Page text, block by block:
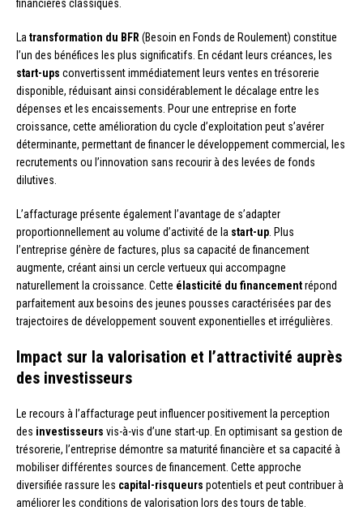
financières classiques.
La transformation du BFR (Besoin en Fonds de Roulement) constitue
l’un des bénéfices les plus significatifs. En cédant leurs créances, les
start-ups convertissent immédiatement leurs ventes en trésorerie
disponible, réduisant ainsi considérablement le décalage entre les
dépenses et les encaissements. Pour une entreprise en forte
croissance, cette amélioration du cycle d’exploitation peut s’avérer
déterminante, permettant de financer le développement commercial, les
recrutements ou l’innovation sans recourir à des levées de fonds
dilutives.
L’affacturage présente également l’avantage de s’adapter
proportionnellement au volume d’activité de la start-up . Plus
l’entreprise génère de factures, plus sa capacité de financement
augmente, créant ainsi un cercle vertueux qui accompagne
naturellement la croissance. Cette élasticité du financementrépond
parfaitement aux besoins des jeunes pousses caractérisées par des
trajectoires de développement souvent exponentielles et irrégulières.
Impact sur la valorisation et l’attractivité auprès
des investisseurs
Le recours à l’affacturage peut influencer positivement la perception
des investisseurs vis-à-vis d’une start-up. En optimisant sa gestion de
trésorerie, l’entreprise démontre sa maturité financière et sa capacité à
mobiliser différentes sources de financement. Cette approche
diversifiée rassure les capital-risqueurs potentiels et peut contribuer à
améliorer les conditions de valorisation lors des tours de table.